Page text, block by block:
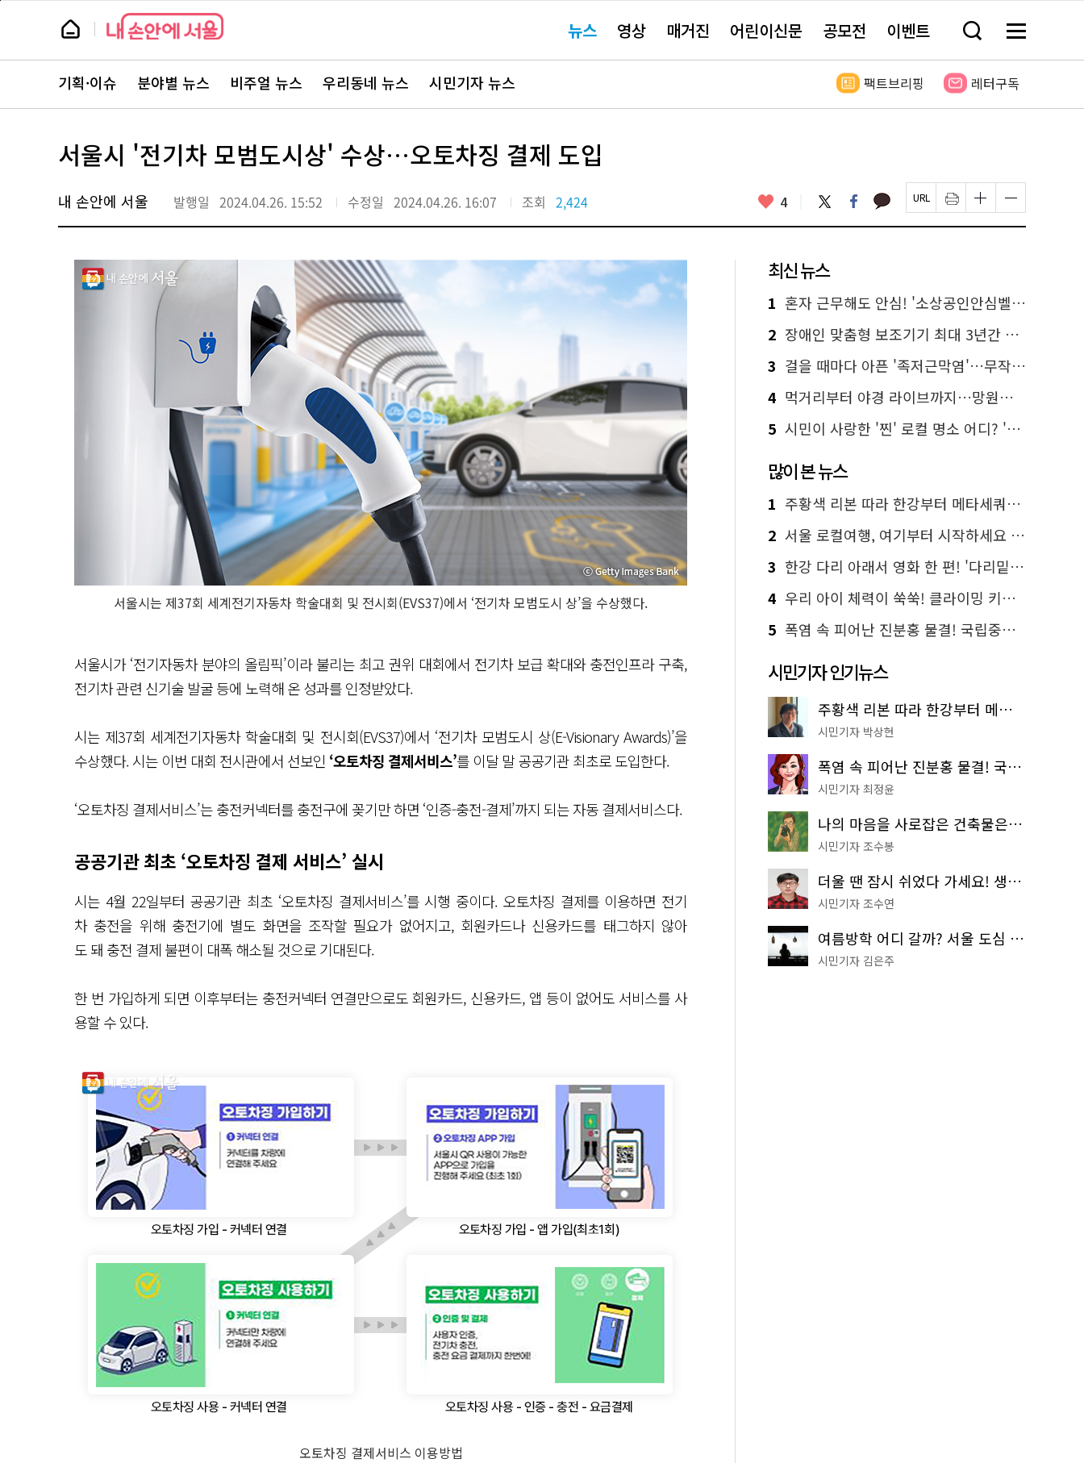
본
뉴
스 요뉴스 영상 매거진 어린이신문 공모전 이벤트 검
창
기
메
전
보
뉴
스
주
서
바
로
기획·이슈 분야별 뉴스 비주얼 뉴스 우리동네 뉴스 시민기자 뉴스 팩트브리핑 레터구독
서울시 '전기차 모범도시상' 수상…오토차징 결제 도입
내 손안에 서울 발행일 2024.04.26. 15:52 수정일 2024.04.26. 16:07 조회 2,424 좋
요
4 트
위
터
페
이
스
카
카 페
이
지
인
쇄
하
글
자
크
하
기
글
자
크
하
기
서울시는 제37회 세계전기자동차 학술대회 및 전시회(EVS37)에서 ‘전기차 모범도시 상’을 수상했다.
서울시가 ‘전기자동차 분야의 올림픽’이라 불리는 최고 권위 대회에서 전기차 보급 확대와 충전인프라 구축,
전기차 관련 신기술 발굴 등에 노력해 온 성과를 인정받았다.
시는 제37회 세계전기자동차 학술대회 및 전시회(EVS37)에서 ‘전기차 모범도시 상(E-Visionary Awards)’을
수상했다. 시는 이번 대회 전시관에서 선보인 ‘오토차징 결제서비스’를 이달 말 공공기관 최초로 도입한다.
‘오토차징 결제서비스’는 충전커넥터를 충전구에 꽂기만 하면 ‘인증-충전-결제’까지 되는 자동 결제서비스다.
공공기관 최초 ‘오토차징 결제 서비스’ 실시
시는 4월 22일부터 공공기관 최초 ‘오토차징 결제서비스’를 시행 중이다. 오토차징 결제를 이용하면 전기
차 충전을 위해 충전기에 별도 화면을 조작할 필요가 없어지고, 회원카드나 신용카드를 태그하지 않아
도 돼 충전 결제 불편이 대폭 해소될 것으로 기대된다.
한 번 가입하게 되면 이후부터는 충전커넥터 연결만으로도 회원카드, 신용카드, 앱 등이 없어도 서비스를 사
용할 수 있다.
오토차징 결제서비스 이용방법
최신 뉴스
1 혼자 근무해도 안심! '소상공인안심벨' 신청하세요
2 장애인 맞춤형 보조기기 최대 3년간 무상 대여…삶의 질 높인다
3 걸을 때마다 아픈 '족저근막염'…무작정 참지 말고 '이것' 해보세요!
4 먹거리부터 야경 라이브까지…망원한강공원 알짜 코스
5 시민이 사랑한 '찐' 로컬 명소 어디? '서울에디션25' 추천 코스
많이 본 뉴스
1 주황색 리본 따라 한강부터 메타세쿼이아 숲길까지…서울둘레길 15코스
2 서울 로컬여행, 여기부터 시작하세요 '서울에디션25'
3 한강 다리 아래서 영화 한 편! '다리밑 영화관' 무료 상영
4 우리 아이 체력이 쑥쑥! 클라이밍 키즈카페·어린이 체력장
5 폭염 속 피어난 진분홍 물결! 국립중앙박물관 배롱나무 명소
시민기자 인기뉴스
주황색 리본 따라 한강부터 메타세쿼이아 숲길까지…서울둘레길 15코스
시민기자 박상현
폭염 속 피어난 진분홍 물결! 국립중앙박물관 배롱나무 명소
시민기자 최정윤
나의 마음을 사로잡은 건축물은? '서울시 건축상' 수상작 공개!
시민기자 조수봉
더울 땐 잠시 쉬었다 가세요! 생수 냉장고부터 해피소·무더위쉼터까지
시민기자 조수연
여름방학 어디 갈까? 서울 도심 무료 실내 여행 코스 추천
시민기자 김은주
페